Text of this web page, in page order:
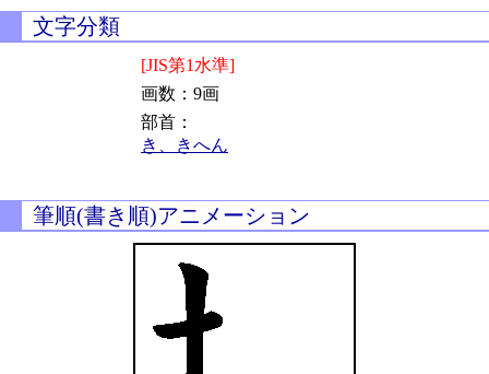
文字分類
[JIS第1水準]
画数：9画
部首：
き、きへん
筆順(書き順)アニメーション